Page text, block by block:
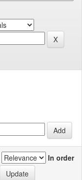
In order